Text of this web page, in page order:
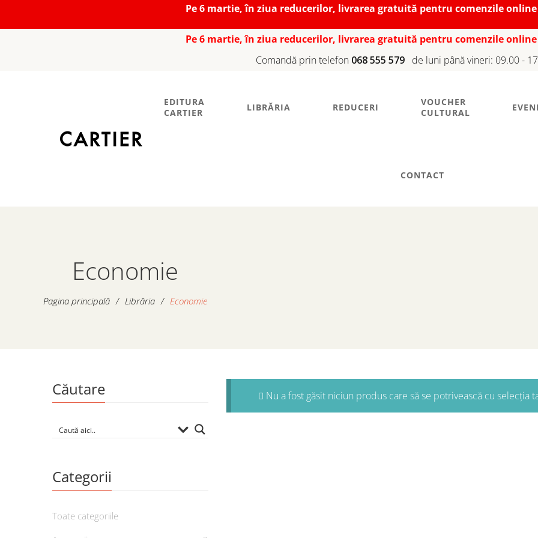
Pe 6 martie, în ziua reducerilor, livrarea gratuită pentru comenzile
Pe 6 martie, în ziua reducerilor, livrarea gratuită pentru comenzile
Comandă prin telefon 068 555 579 de luni până vineri: 09.00 -
EDITURA
CARTIER
LIBRĂRIA REDUCERI
VOUCHER
CULTURAL
CONTACT
Economie
Pagina principală / Librăria / Economie
Nu a fost găsit niciun produs care să se potrivească cu selecția
Căutare
Categorii
Toate categoriile